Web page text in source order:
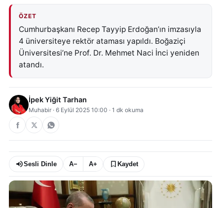
ÖZET
Cumhurbaşkanı Recep Tayyip Erdoğan’ın imzasıyla
4 üniversiteye rektör ataması yapıldı. Boğaziçi
Üniversitesi’ne Prof. Dr. Mehmet Naci İnci yeniden
atandı.
İpek Yiğit Tarhan
Muhabir · 6 Eylül 2025 10:00 · 1 dk okuma
Sesli Dinle A− A+ Kaydet